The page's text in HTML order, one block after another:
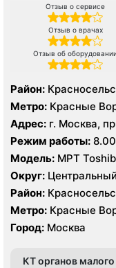
Отзыв о сервисе
Отзыв о врачах
Отзыв об
Район:
Метро: Красные
Тургеневская
Адрес: г. Москва,
Режим работы:
Модель: МРТ
Ingenuity Elite 128
Округ:
Район:
Метро: Красные
Тургеневская
Город: Москва
КТ органов